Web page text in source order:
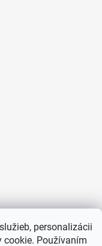
personalizácii
cookie. Používaním